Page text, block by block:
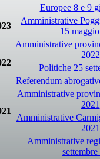
Europee 8 e 9
Amministrative
15
Amministrative
2022
Politiche 25
Referendum
Amministrative
2021
Amministrative
2021
Amministrative